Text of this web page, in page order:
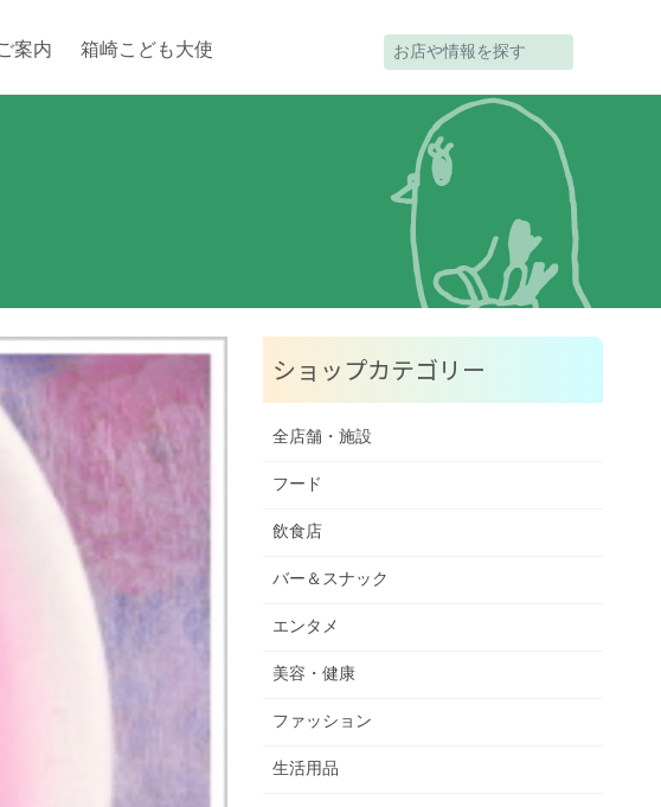
案内 箱崎こども大使
ショップカテゴリー
全店舗・施設
フード
飲食店
バー＆スナック
エンタメ
美容・健康
ファッション
生活用品